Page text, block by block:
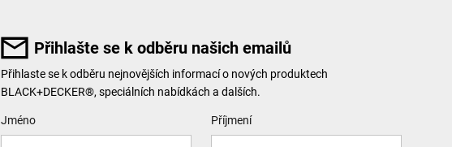
Přihlašte se k odběru našich emailů
Přihlaste se k odběru nejnovějších informací o nových produktech
BLACK+DECKER®, speciálních nabídkách a dalších.
User Details
Jméno Příjmení